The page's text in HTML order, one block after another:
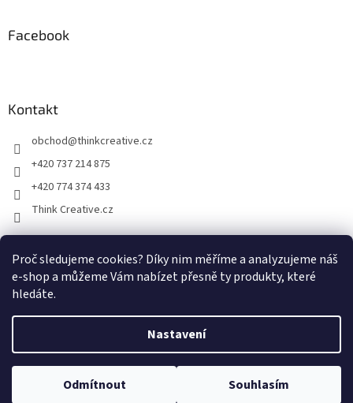
Proč sledujeme cookies? Díky nim měříme a analyzujeme náš
e-shop a můžeme Vám nabízet přesně ty produkty, které
hledáte.
Nastavení
Odmítnout Souhlasím
Facebook
Kontakt
obchod@thinkcreative.cz
+420 737 214 875
+420 774 374 433
Think Creative.cz
Zboží.cz Heureka.cz Facebook
Vytvořil Shoptet
Copyright 2026Svět na dlani, z.s. . Všechna práva vyhrazena.